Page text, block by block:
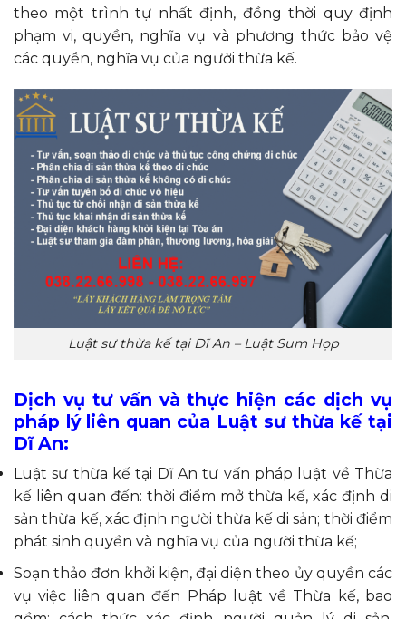
theo một trình tự nhất định, đồng thời quy định
phạm vi, quyền, nghĩa vụ và phương thức bảo vệ
các quyền, nghĩa vụ của người thừa kế.
Luật sư thừa kế tại Dĩ An – Luật Sum Họp
Dịch vụ tư vấn và thực hiện các dịch vụ
pháp lý liên quan của Luật sư thừa kế tại
Dĩ An:
Luật sư thừa kế tại Dĩ An tư vấn pháp luật về Thừa
kế liên quan đến: thời điểm mở thừa kế, xác định di
sản thừa kế, xác định người thừa kế di sản; thời điểm
phát sinh quyền và nghĩa vụ của người thừa kế;
Soạn thảo đơn khởi kiện, đại diện theo ủy quyền các
vụ việc liên quan đến Pháp luật về Thừa kế, bao